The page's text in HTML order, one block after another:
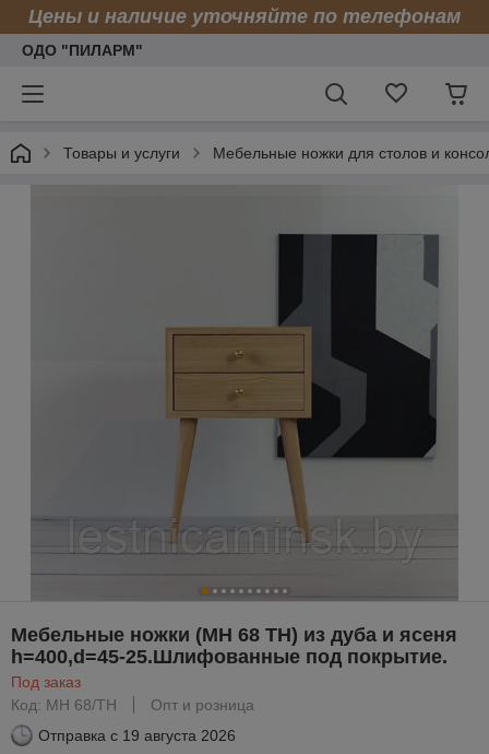
Цены и наличие уточняйте по телефонам
ОДО "ПИЛАРМ"
Товары и услуги Мебельные ножки для столов и
Мебельные ножки (МН 68 ТН) из дуба и ясеня
h=400,d=45-25.Шлифованные под покрытие.
Под заказ
Код: МН 68/ТН
Опт и розница
Отправка с 19 августа 2026